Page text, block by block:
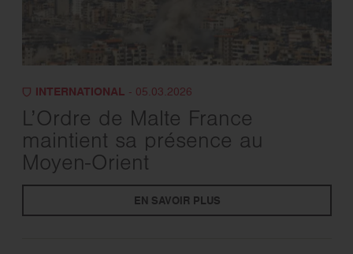
INTERNATIONAL - 05.03.2026
L’Ordre de Malte France
maintient sa présence au
Moyen-Orient
EN SAVOIR PLUS